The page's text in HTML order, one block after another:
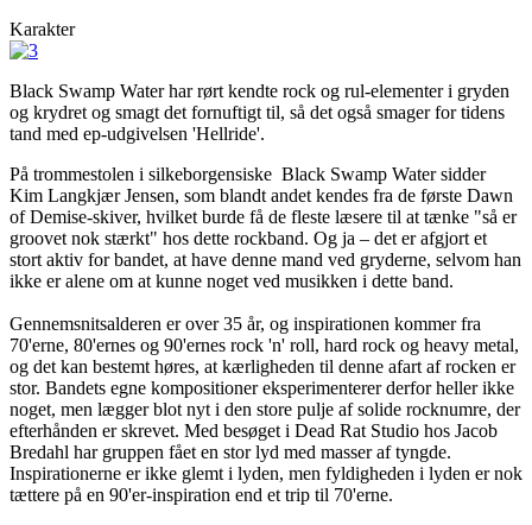
Karakter
Black Swamp Water har rørt kendte rock og rul-elementer i gryden
og krydret og smagt det fornuftigt til, så det også smager for tidens
tand med ep-udgivelsen 'Hellride'.
På trommestolen i silkeborgensiske Black Swamp Water sidder
Kim Langkjær Jensen, som blandt andet kendes fra de første Dawn
of Demise-skiver, hvilket burde få de fleste læsere til at tænke "så er
groovet nok stærkt" hos dette rockband. Og ja – det er afgjort et
stort aktiv for bandet, at have denne mand ved gryderne, selvom han
ikke er alene om at kunne noget ved musikken i dette band.
Gennemsnitsalderen er over 35 år, og inspirationen kommer fra
70'erne, 80'ernes og 90'ernes rock 'n' roll, hard rock og heavy metal,
og det kan bestemt høres, at kærligheden til denne afart af rocken er
stor. Bandets egne kompositioner eksperimenterer derfor heller ikke
noget, men lægger blot nyt i den store pulje af solide rocknumre, der
efterhånden er skrevet. Med besøget i Dead Rat Studio hos Jacob
Bredahl har gruppen fået en stor lyd med masser af tyngde.
Inspirationerne er ikke glemt i lyden, men fyldigheden i lyden er nok
tættere på en 90'er-inspiration end et trip til 70'erne.